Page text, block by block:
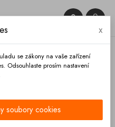


x
se zákony na vaše zařízení
Odsouhlaste prosím nastavení
soubory cookies